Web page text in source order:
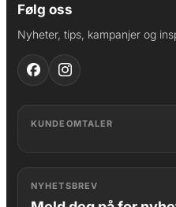
Følg oss
Nyheter, tips, kampanjer og
KUNDEOMTALER
NYHETSBREV